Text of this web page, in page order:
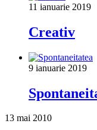
11 ianuarie 2019
Creativ
9 ianuarie 2019
13 mai 2010